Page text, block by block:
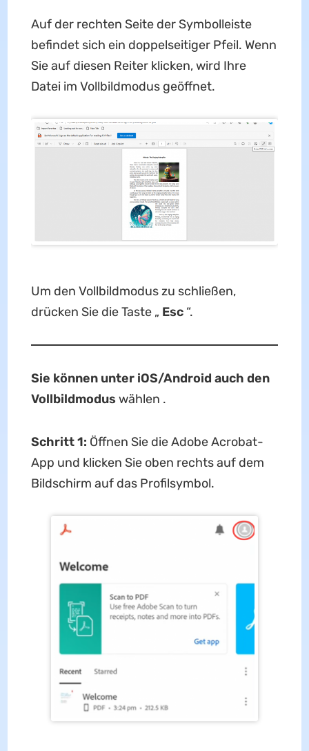
Auf der rechten Seite der Symbolleiste
befindet sich ein doppelseitiger Pfeil. Wenn
Sie auf diesen Reiter klicken, wird Ihre
Datei im Vollbildmodus geöffnet.
Um den Vollbildmodus zu schließen,
drücken Sie die Taste „ Esc“.
Sie können unter iOS/Android auch den
Vollbildmodus wählen .
Schritt 1: Öffnen Sie die Adobe Acrobat-
App und klicken Sie oben rechts auf dem
Bildschirm auf das Profilsymbol.